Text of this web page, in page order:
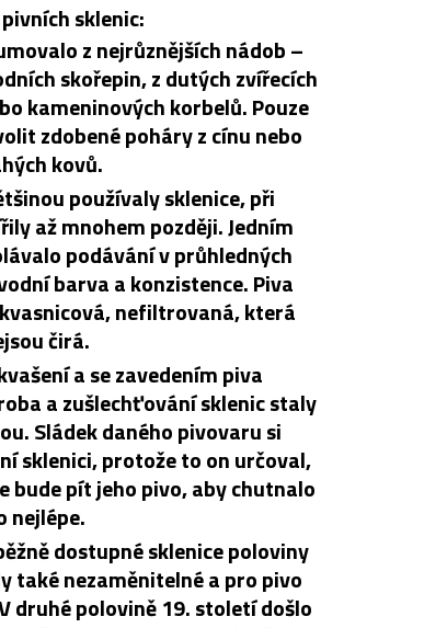
sklenic:
z nejrůznějších nádob –
skořepin, z dutých zvířecích
kameninových korbelů. Pouze
zdobené poháry z cínu nebo
kovů.
používaly sklenice, při
až mnohem později. Jedním
podávání v průhledných
barva a konzistence. Piva
nefiltrovaná, která
čirá.
a se zavedením piva
a zušlechťování sklenic staly
Sládek daného pivovaru si
sklenici, protože to on určoval,
bude pít jeho pivo, aby chutnalo
nejlépe.
dostupné sklenice poloviny
také nezaměnitelné a pro pivo
druhé polovině 19. století došlo